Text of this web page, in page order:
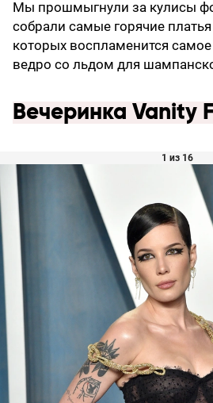
Мы прошмыгнули за кулисы
собрали самые горячие
которых воспламенится
ведро со льдом для
Вечеринка Vanity
1 из 16